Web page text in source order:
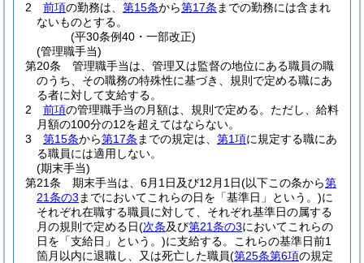
2
前項の勤務は、 第15条から第17条 までの勤務には含まれ
ないものとする。
(平30条例40・一部改正)
(管理職手当)
第20条
管理職手当は、管理又は監督の地位にある職員の職
のうち、その職務の特殊性に基づき、規則で定める職にあ
る者に対して支給する。
2
前項の管理職手当の月額は、規則で定める。 ただし、給料
月額の100分の12を超えてはならない。
3
第15条から第17条 までの規定は、 第1項に規定する職にあ
る職員には適用しない。
(期末手当)
第21条
期末手当は、6月1日及び12月1日(以下この条から第
21条の3 までにおいてこれらの日を「基準日」という。)に
それぞれ在職する職員に対して、それぞれ基準日の属する
月の規則で定める日(次条及び第21条の3においてこれらの
日を「支給日」という。)に支給する。
これらの基準日前1
箇月以内に退職し、又は死亡した職員(第25条第6項の規定